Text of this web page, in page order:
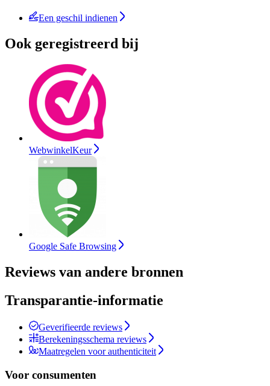
Een geschil indienen
Ook geregistreerd bij
WebwinkelKeur
Google Safe Browsing
Reviews van andere bronnen
Transparantie-informatie
Geverifieerde reviews
Berekeningsschema reviews
Maatregelen voor authenticiteit
Voor consumenten